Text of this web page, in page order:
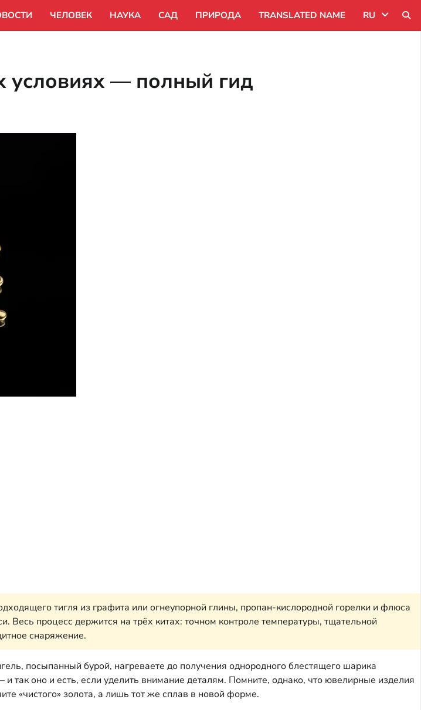
ЧЕЛОВЕК НАУКА САД ПРИРОДА TRANSLATED NAME RU
условиях — полный гид
тигля из графита или огнеупорной глины, пропан-кислородной горелки и флюса
процесс держится на трёх китах: точном контроле температуры, тщательной
снаряжение.
посыпанный бурой, нагреваете до получения однородного блестящего шарика
так оно и есть, если уделить внимание деталям. Помните, однако, что ювелирные изделия
«чистого» золота, а лишь тот же сплав в новой форме.